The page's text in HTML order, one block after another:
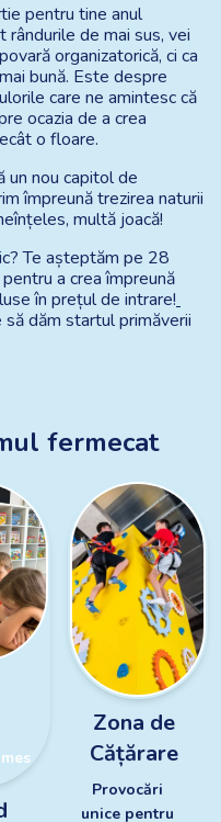
pentru tine anul
rândurile de mai sus, vei
organizatorică, ci ca
bună. Este despre
care ne amintesc că
ocazia de a crea
o floare.
un nou capitol de
împreună trezirea naturii
multă joacă!
Te așteptăm pe 28
a crea împreună
în prețul de intrare!
să dăm startul primăverii
fermecat
Zona de Cățărare
Zona de
Cățărare
Provocări
unice pentru